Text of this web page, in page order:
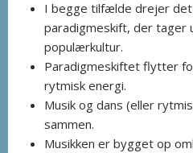
I begge tilfælde drejer
paradigmeskift, der tager
populærkultur.
Paradigmeskiftet flytter
rytmisk energi.
Musik og dans (eller
sammen.
Musikken er bygget op